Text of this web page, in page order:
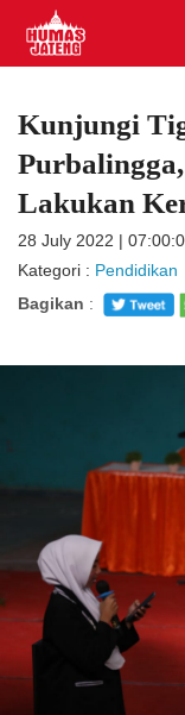
Kunjungi
Lakukan
28 July 2022 |
Kategori : Pendidikan
Bagikan :